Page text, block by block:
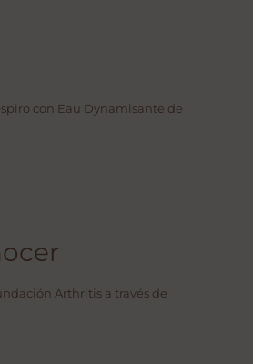
con Eau Dynamisante de
Arthritis a través de